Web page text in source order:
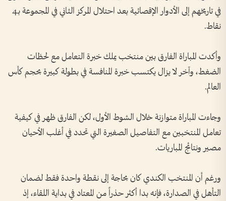
في تاريخهم إلى الأدوار الإقصائية بعد احتلال المركز الثاني في المجموعة بـ4
نقاط.
وأكدت المباراة الفارق بين منتخب يملك خبرة التعامل مع لحظات
الضغط، وآخر لا يزال يكتسب خبرة المنافسة في بطولة كبيرة بحجم كأس
العالم.
وجاءت المباراة متوازنة خلال الشوط الأول، لكن الفارق ظهر في كيفية
تعامل المنتخبين مع التفاصيل الصغيرة التي تحدد في أغلب الأحيان
مصير ونتائج المباريات.
ورغم أن المنتخب الكندي كان بحاجة إلى نقطة واحدة فقط لضمان
التأهل في الصدارة، فإنه بدا أكثر حذراً من المعتاد في بداية اللقاء، إذ